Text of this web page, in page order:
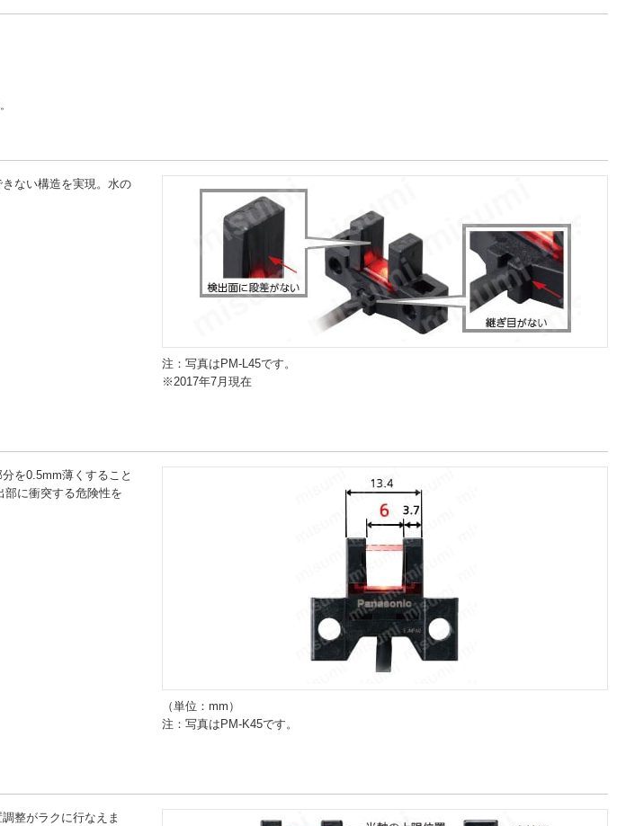
ない構造を実現。水の
注：写真はPM-L45です。
※2017年7月現在
を0.5mm薄くすること
部に衝突する危険性を
（単位：mm）
注：写真はPM-K45です。
整がラクに行なえま